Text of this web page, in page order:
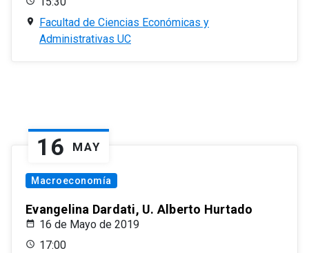
Facultad de Ciencias Económicas y
Administrativas UC
16 MAY
Macroeconomía
Evangelina Dardati, U. Alberto Hurtado
16 de Mayo de 2019
17:00